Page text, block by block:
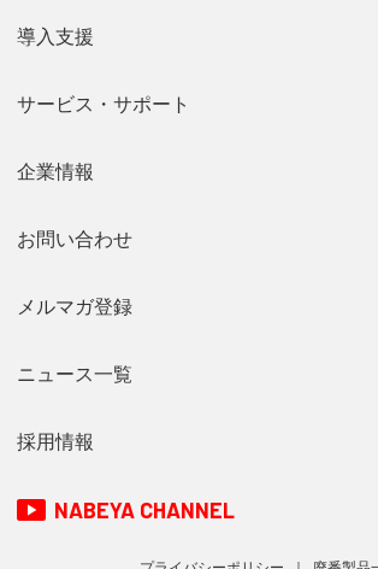
導入支援
サービス・サポート
企業情報
お問い合わせ
メルマガ登録
ニュース一覧
採用情報
NABEYA CHANNEL